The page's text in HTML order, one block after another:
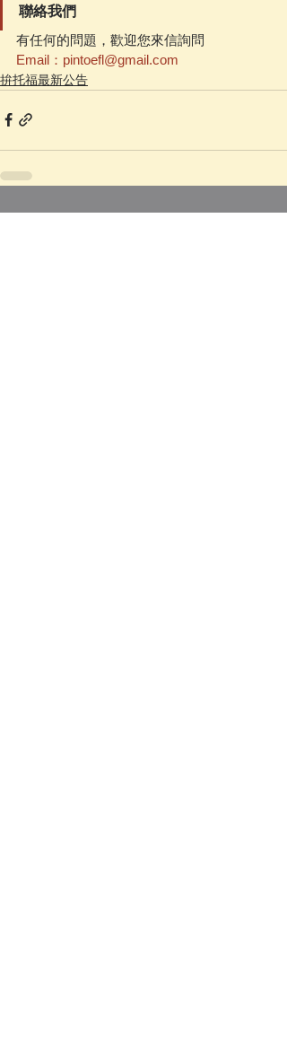
聯絡我們
有任何的問題，歡迎您來信詢問
Email：pintoefl@gmail.com
拚托福最新公告